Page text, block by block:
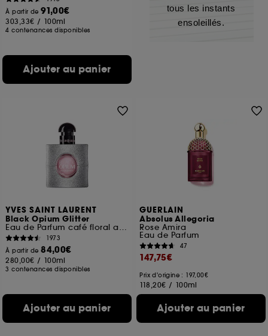
À partir de91,00€
303,33€ / 100ml
4 contenances disponibles
Ajouter au panier
tous les instants
ensoleillés.
YVES SAINT LAURENT
Black Opium Glitter
Eau de Parfum café floral ambré pour femme
1973
À partir de84,00€
280,00€ / 100ml
3 contenances disponibles
Ajouter au panier
GUERLAIN
Absolus Allegoria
Rose Amira
Eau de Parfum
47
147,75€
Prix d'origine : 197,00€
118,20€ / 100ml
Ajouter au panier